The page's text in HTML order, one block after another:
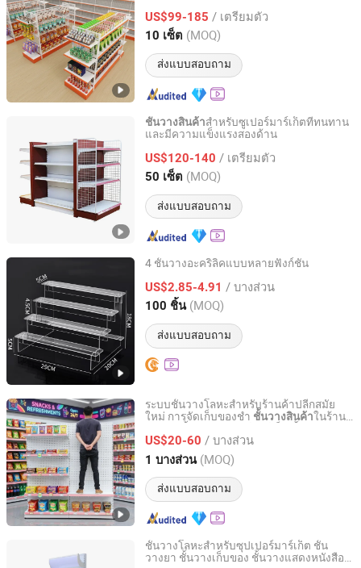
US$99-185 / เตรียมตัว
10 เซ็ต (MOQ)
ส่งแบบสอบถาม
Fujian, China อัตราจาก 2026
ชั้นวางสินค้าสำหรับซูเปอร์มาร์เก็ตที่ทนทาน
และมีความแข็งแรงสองด้าน
US$120-140 / เตรียมตัว
50 เซ็ต (MOQ)
ส่งแบบสอบถาม
Changshu Jinsheng Metal Products Factory
Jiangsu, China อัตราจาก 2012
4 ชั้นวางอะคริลิคแบบหลายฟังก์ชัน
US$2.85-4.91 / บางส่วน
100 ชิ้น (MOQ)
ส่งแบบสอบถาม
Shenzhen Zepacrylic Co., Ltd.
Guangdong, China อัตราจาก 2017
ระบบชั้นวางโลหะสำหรับร้านค้าปลีกสมัย
ใหม่ การจัดเก็บของชำ ชั้นวางสินค้าในร้าน
สำหรับแสดงสินค้า ชั้นวางหนังสือสำหรับขาย
US$20-60 / บางส่วน
1 บางส่วน (MOQ)
ส่งแบบสอบถาม
Quzhou Gu Jiu Shelves Co., Ltd
Zhejiang, China อัตราจาก 2023
ชั้นวางโลหะสำหรับซุปเปอร์มาร์เก็ต ชั้น
วางยา ชั้นวางเก็บของ ชั้นวางแสดงหนังสือ
Quzhou Gu Jiu Shelves Co., Ltd